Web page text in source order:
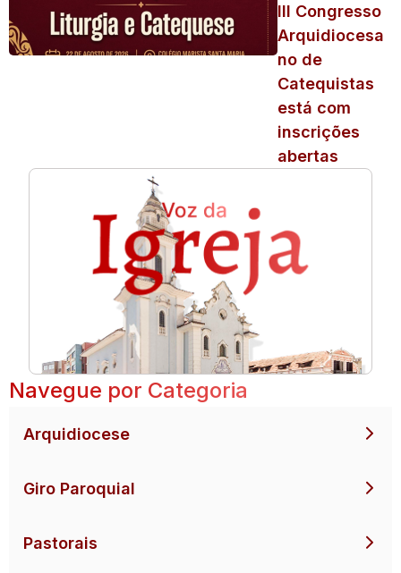
III Congresso
Arquidiocesa
no de
Catequistas
está com
inscrições
abertas
Navegue por Categoria
Arquidiocese
Giro Paroquial
Pastorais